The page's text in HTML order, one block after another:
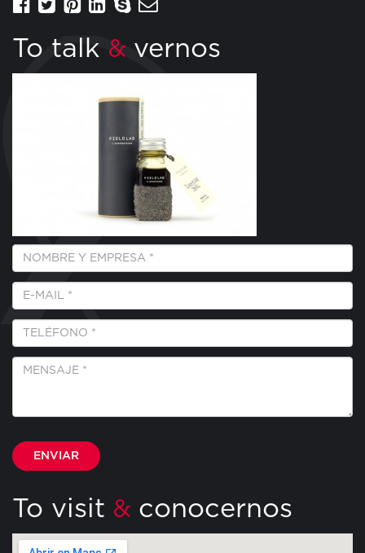
To talk & vernos
Empresa
Nombre
E-
Mail
*
Teléfono
Mensaje
To visit & conocernos